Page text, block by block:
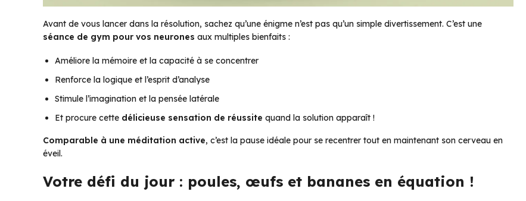
Avant de vous lancer dans la résolution, sachez qu’une énigme n’est pas qu’un simple divertissement. C’est une
séance de gym pour vos neurones aux multiples bienfaits :
Améliore la mémoire et la capacité à se concentrer
Renforce la logique et l’esprit d’analyse
Stimule l’imagination et la pensée latérale
Et procure cette délicieuse sensation de réussite quand la solution apparaît !
Comparable à une méditation active, c’est la pause idéale pour se recentrer tout en maintenant son cerveau en
éveil.
Votre défi du jour : poules, œufs et bananes en équation !